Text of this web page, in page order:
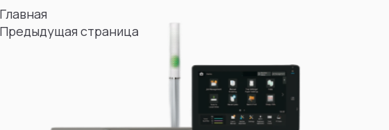
Главная
Предыдущая страница